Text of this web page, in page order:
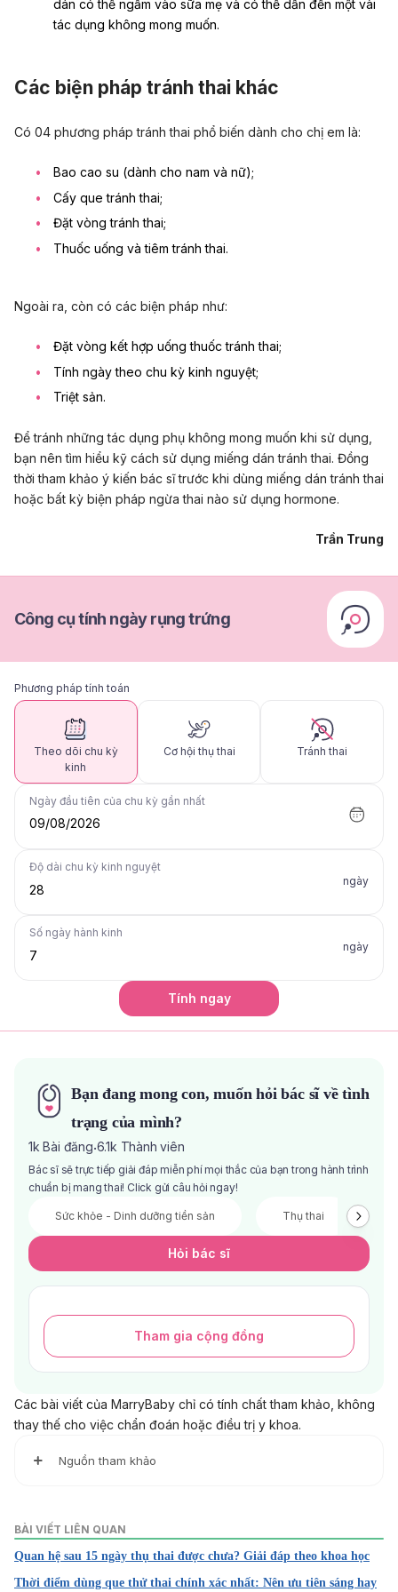
dán có thể ngấm vào sữa mẹ và có thể dẫn đến một vài
tác dụng không mong muốn.
Các biện pháp tránh thai khác
Có 04 phương pháp tránh thai phổ biến dành cho chị em là:
Bao cao su (dành cho nam và nữ);
Cấy que tránh thai;
Đặt vòng tránh thai;
Thuốc uống và tiêm tránh thai.
Ngoài ra, còn có các biện pháp như:
Đặt vòng kết hợp uống thuốc tránh thai;
Tính ngày theo chu kỳ kinh nguyệt;
Triệt sản.
Để tránh những tác dụng phụ không mong muốn khi sử dụng,
bạn nên tìm hiểu kỹ cách sử dụng miếng dán tránh thai. Đồng
thời tham khảo ý kiến bác sĩ trước khi dùng miếng dán tránh thai
hoặc bất kỳ biện pháp ngừa thai nào sử dụng hormone.
Trần Trung
Công cụ tính ngày rụng trứng
Phương pháp tính toán
Theo dõi chu kỳ
kinh
Cơ hội thụ thai Tránh thai
Ngày đầu tiên của chu kỳ gần nhất
09/08/2026
Độ dài chu kỳ kinh nguyệt
ngày
Số ngày hành kinh
ngày
Tính ngay
Bạn đang mong con, muốn hỏi bác sĩ về tình
trạng của mình?
1k Bài đăng·6.1k Thành viên
Bác sĩ sẽ trực tiếp giải đáp miễn phí mọi thắc của bạn trong hành trình
chuẩn bị mang thai! Click gửi câu hỏi ngay!
Sức khỏe - Dinh dưỡng tiền sản Thụ thai
Hỏi bác sĩ
Tham gia cộng đồng
Các bài viết của MarryBaby chỉ có tính chất tham khảo, không
thay thế cho việc chẩn đoán hoặc điều trị y khoa.
Nguồn tham khảo
https://www.nhs.uk/conditions/contraception/contraceptiv
e-patch/
Birth Control Patch
https://www.plannedparenthood.org/learn/birth-
BÀI VIẾT LIÊN QUAN
Quan hệ sau 15 ngày thụ thai được chưa? Giải đáp theo khoa học
Thời điểm dùng que thử thai chính xác nhất: Nên ưu tiên sáng hay